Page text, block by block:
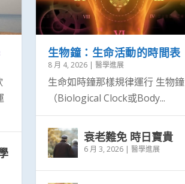
議員同心抗疫...
字奉獻獎章...
生物鐘：生命活動的時間表
8 月 4, 2026| 醫學進展
生命如時鐘那樣規律運行 生物鐘
（Biological Clock或Body...
衰老難免 時日寶貴
6 月 3, 2026| 醫學進展